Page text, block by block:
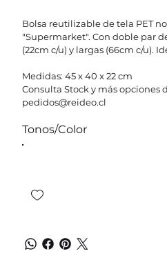
Bolsa reutilizable de tela PET
"Supermarket". Con doble par
(22cm c/u) y largas (66cm c/u).
Medidas: 45 x 40 x 22 cm
Consulta Stock y más opciones
pedidos@reideo.cl
Tonos/Color